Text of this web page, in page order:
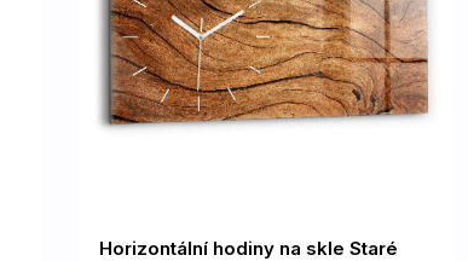
Horizontální hodiny na skle Staré